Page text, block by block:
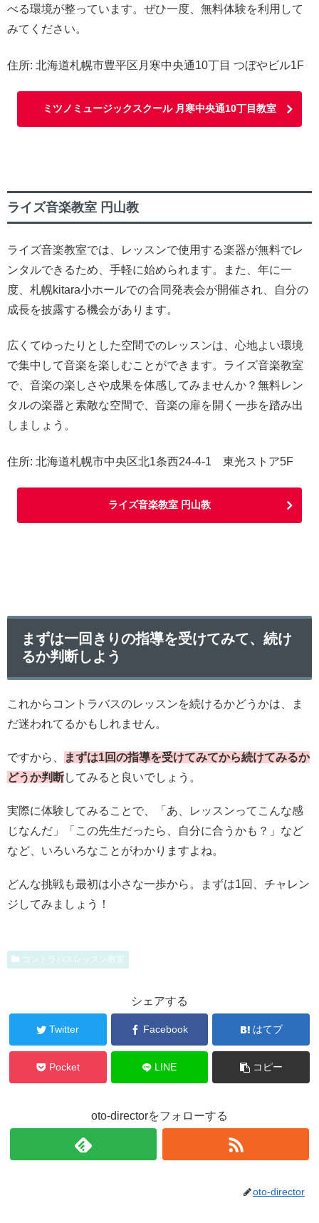
べる環境が整っています。ぜひ一度、無料体験を利用して
みてください。
住所: 北海道札幌市豊平区月寒中央通10丁目 つぼやビル1F
ミツノミュージックスクール 月寒中央通10丁目教室
ライズ音楽教室 円山教
ライズ音楽教室では、レッスンで使用する楽器が無料でレ
ンタルできるため、手軽に始められます。また、年に一
度、札幌kitara小ホールでの合同発表会が開催され、自分の
成長を披露する機会があります。
広くてゆったりとした空間でのレッスンは、心地よい環境
で集中して音楽を楽しむことができます。ライズ音楽教室
で、音楽の楽しさや成果を体感してみませんか？無料レン
タルの楽器と素敵な空間で、音楽の扉を開く一歩を踏み出
しましょう。
住所: 北海道札幌市中央区北1条西24-4-1 東光ストア5F
ライズ音楽教室 円山教
まずは一回きりの指導を受けてみて、続け
るか判断しよう
これからコントラバスのレッスンを続けるかどうかは、ま
だ迷われてるかもしれません。
ですから、
まずは1回の指導を受けてみてから続けてみるか
どうか判断してみると良いでしょう。
実際に体験してみることで、「あ、レッスンってこんな感
じなんだ」「この先生だったら、自分に合うかも？」など
など、いろいろなことがわかりますよね。
どんな挑戦も最初は小さな一歩から。まずは1回、チャレン
ジしてみましょう！
コントラバスレッスン教室
シェアする
Twitter Facebook はてブ
Pocket LINE コピー
oto-directorをフォローする
oto-director